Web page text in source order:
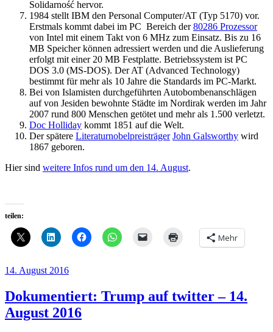
Solidarność hervor.
1984 stellt IBM den Personal Computer/AT (Typ 5170) vor.
Erstmals kommt dabei im PC Bereich der80286 Prozessor
von Intel mit einem Takt von 6 MHz zum Einsatz. Bis zu 16
MB Speicher können adressiert werden und die Auslieferung
erfolgt mit einer 20 MB Festplatte. Betriebssystem ist PC
DOS 3.0 (MS-DOS). Der AT (Advanced Technology)
bestimmt für mehr als 10 Jahre die Standards im PC-Markt.
Bei von Islamisten durchgeführten Autobombenanschlägen
auf von Jesiden bewohnte Städte im Nordirak werden im Jahr
2007 rund 800 Menschen getötet und mehr als 1.500 verletzt.
Doc Holliday kommt 1851 auf die Welt.
Der spätere Literaturnobelpreisträger John Galsworthy wird
1867 geboren.
Hier sind weitere Infos rund um den 14. August.
teilen:
Mehr
Veröffentlicht
14. August 2016
Dokumentiert: Trump auf twitter – 14.
August 2016